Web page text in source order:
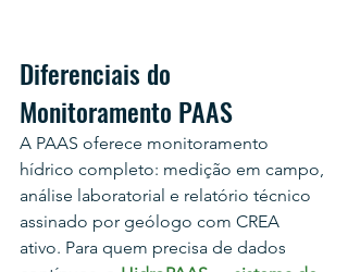
Diferenciais do
Monitoramento PAAS
A PAAS oferece monitoramento
hídrico completo: medição em campo,
análise laboratorial e relatório técnico
assinado por geólogo com CREA
ativo. Para quem precisa de dados